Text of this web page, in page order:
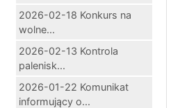
2026-02-18 Konkurs na
wolne...
2026-02-13 Kontrola
palenisk...
2026-01-22 Komunikat
informujący o...